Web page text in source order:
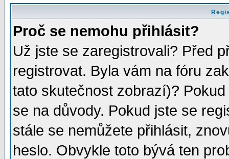
Proč se nemohu přihlásit?
Už jste se zaregistrovali? Před
registrovat. Byla vám na fóru
tato skutečnost zobrazí)?
se na důvody. Pokud jste se
stále se nemůžete přihlásit,
heslo. Obvykle toto bývá ten